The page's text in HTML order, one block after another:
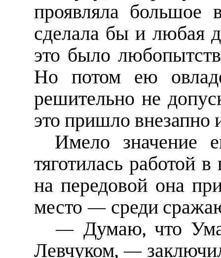
проявляла большое
сделала бы и любая
это было
Но потом ею
решительно не
это пришло внезапно
Имело значение
тяготилась работой
на передовой она
место — среди
— Думаю, что
Левчуком, —